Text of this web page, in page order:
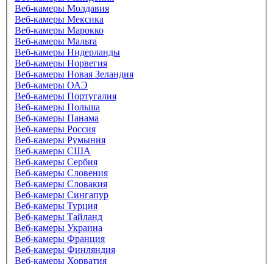
Веб-камеры Молдавия
Веб-камеры Мексика
Веб-камеры Марокко
Веб-камеры Мальта
Веб-камеры Нидерланды
Веб-камеры Норвегия
Веб-камеры Новая Зеландия
Веб-камеры ОАЭ
Веб-камеры Португалия
Веб-камеры Польша
Веб-камеры Панама
Веб-камеры Россия
Веб-камеры Румыния
Веб-камеры США
Веб-камеры Сербия
Веб-камеры Словения
Веб-камеры Словакия
Веб-камеры Сингапур
Веб-камеры Турция
Веб-камеры Тайланд
Веб-камеры Украина
Веб-камеры Франция
Веб-камеры Финляндия
Веб-камеры Хорватия